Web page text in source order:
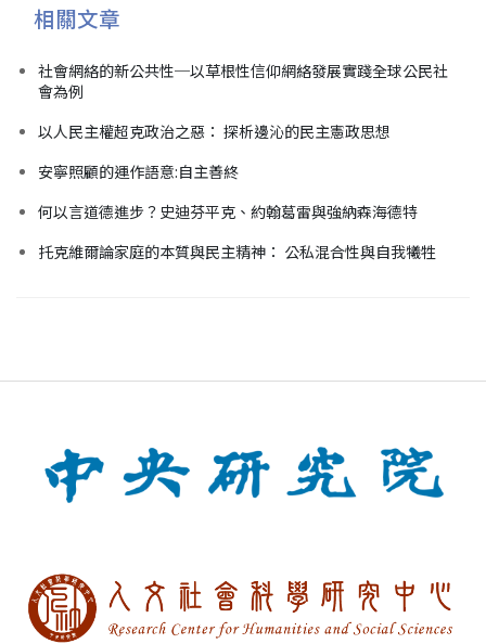
相關文章
社會網絡的新公共性─以草根性信仰網絡發展實踐全球公民社
會為例
以人民主權超克政治之惡： 探析邊沁的民主憲政思想
安寧照顧的運作語意:自主善終
何以言道德進步？史迪芬平克、約翰葛雷與強納森海德特
托克維爾論家庭的本質與民主精神： 公私混合性與自我犧牲